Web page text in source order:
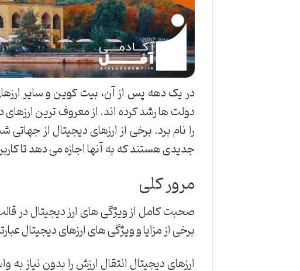
در یک دهه پس از آن، بیت کوین و سایر
را نام برد. برخی از ارزهای دیجیتال از
جدیدی هستند که به آنها اجازه می دهد تا
مرور کلی
صحبت کامل از ویژگی های ارز دیجیتال در
برخی از مزایا و ویژگی های ارزهای دیجیتال
ارزهای دیجیتال انتقال ارزش را بدون نیاز